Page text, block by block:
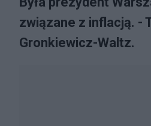
związane z inflacją. -
Gronkiewicz-Waltz.